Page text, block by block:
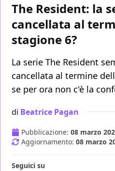
The Resident: la
cancellata al
stagione 6?
La serie The Resident
cancellata al termine
se per ora non c'è la
di Beatrice Pagan
Pubblicazione: 08 marzo
Aggiornamento: 08 marzo
Seguici su